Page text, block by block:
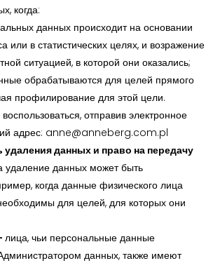
когда:
данных происходит на основании
или в статистических целях, и возражение
ситуацией, в которой они оказались;
обрабатываются для целей прямого
профилирование для этой цели.
отправив электронное
адрес: anne@anneberg.com.pl
удаления данных и право на передачу
удаление данных может быть
когда данные физического лица
для целей, для которых они
лица, чьи персональные данные
данных, также имеют